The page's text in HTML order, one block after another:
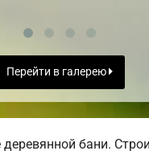
Перейти в галерею
бани.